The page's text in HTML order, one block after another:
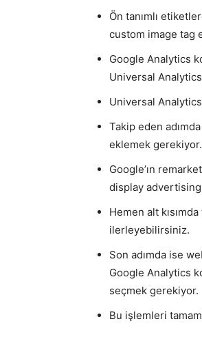
Ön tanımlı
custom image tag
Google Analytics
Universal
Universal
Takip eden
eklemek gerekiyor.
Google’ın
display advertising
Hemen alt
ilerleyebilirsiniz.
Son adımda ise
Google Analytics
seçmek gerekiyor.
Bu işlemleri